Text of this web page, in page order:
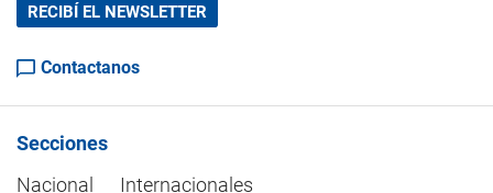
RECIBÍ EL NEWSLETTER
Contactanos
Secciones
Nacional
Internacionales